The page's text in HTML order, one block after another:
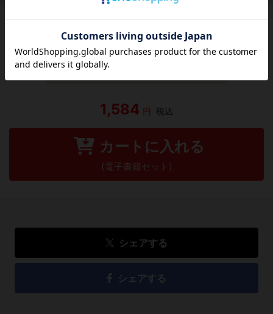
この作品にはまだレビューがありません。 今後読まれる
方のために感想を共有してもらえませんか？
レビューを書く
1,584 円 税込
カートに入れる
(電子書籍セット)
シェアする
シェアする